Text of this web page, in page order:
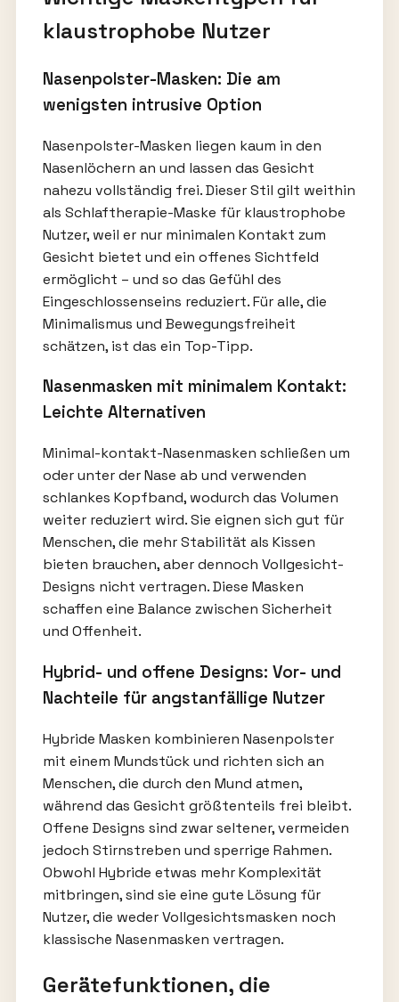
klaustrophobe Nutzer
Nasenpolster-Masken: Die am
wenigsten intrusive Option
Nasenpolster-Masken liegen kaum in den
Nasenlöchern an und lassen das Gesicht
nahezu vollständig frei. Dieser Stil gilt weithin
als Schlaftherapie-Maske für klaustrophobe
Nutzer, weil er nur minimalen Kontakt zum
Gesicht bietet und ein offenes Sichtfeld
ermöglicht – und so das Gefühl des
Eingeschlossenseins reduziert. Für alle, die
Minimalismus und Bewegungsfreiheit
schätzen, ist das ein Top-Tipp.
Nasenmasken mit minimalem Kontakt:
Leichte Alternativen
Minimal-kontakt-Nasenmasken schließen um
oder unter der Nase ab und verwenden
schlankes Kopfband, wodurch das Volumen
weiter reduziert wird. Sie eignen sich gut für
Menschen, die mehr Stabilität als Kissen
bieten brauchen, aber dennoch Vollgesicht-
Designs nicht vertragen. Diese Masken
schaffen eine Balance zwischen Sicherheit
und Offenheit.
Hybrid- und offene Designs: Vor- und
Nachteile für angstanfällige Nutzer
Hybride Masken kombinieren Nasenpolster
mit einem Mundstück und richten sich an
Menschen, die durch den Mund atmen,
während das Gesicht größtenteils frei bleibt.
Offene Designs sind zwar seltener, vermeiden
jedoch Stirnstreben und sperrige Rahmen.
Obwohl Hybride etwas mehr Komplexität
mitbringen, sind sie eine gute Lösung für
Nutzer, die weder Vollgesichtsmasken noch
klassische Nasenmasken vertragen.
Gerätefunktionen, die